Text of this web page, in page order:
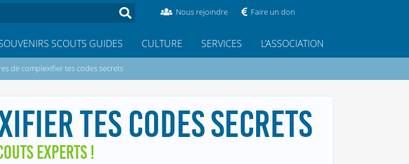
Nous rejoindre Faire un don
SCOUTS GUIDES CULTURE SERVICES L’ASSOCIATION
de complexifier tes codes secrets
TES CODES SECRETS
EXPERTS !